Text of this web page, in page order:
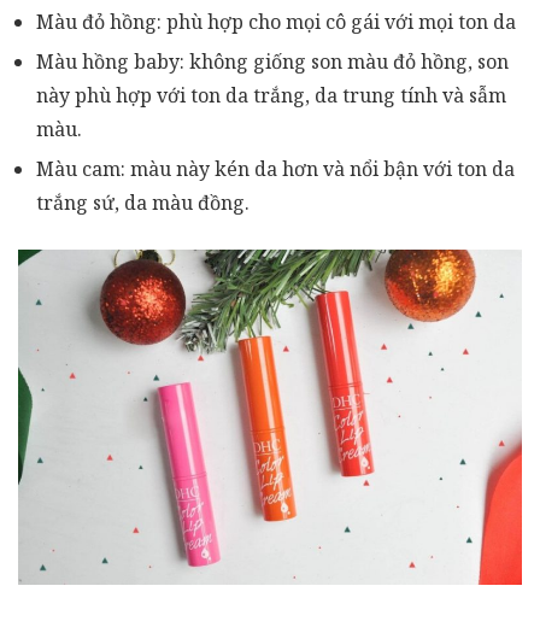
Màu đỏ hồng: phù hợp cho mọi cô gái với mọi ton da
Màu hồng baby: không giống son màu đỏ hồng, son
này phù hợp với ton da trắng, da trung tính và sẫm
màu.
Màu cam: màu này kén da hơn và nổi bận với ton da
trắng sứ, da màu đồng.